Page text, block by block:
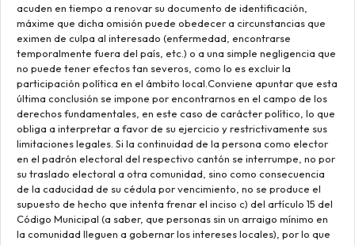
acuden en tiempo a renovar su documento de identificación,
máxime que dicha omisión puede obedecer a circunstancias que
eximen de culpa al interesado (enfermedad, encontrarse
temporalmente fuera del país, etc.) o a una simple negligencia que
no puede tener efectos tan severos, como lo es excluir la
participación política en el ámbito local.Conviene apuntar que esta
última conclusión se impone por encontrarnos en el campo de los
derechos fundamentales, en este caso de carácter político, lo que
obliga a interpretar a favor de su ejercicio y restrictivamente sus
limitaciones legales. Si la continuidad de la persona como elector
en el padrón electoral del respectivo cantón se interrumpe, no por
su traslado electoral a otra comunidad, sino como consecuencia
de la caducidad de su cédula por vencimiento, no se produce el
supuesto de hecho que intenta frenar el inciso c) del artículo 15 del
Código Municipal (a saber, que personas sin un arraigo mínimo en
la comunidad lleguen a gobernar los intereses locales), por lo que